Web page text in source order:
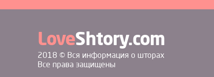
LoveShtory.com
2018 © Вся информация о шторах
Все права защищены